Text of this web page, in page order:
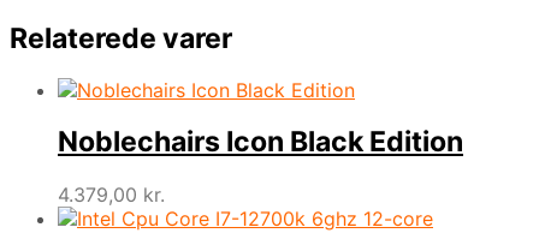
Relaterede varer
Noblechairs Icon Black Edition
4.379,00 kr.